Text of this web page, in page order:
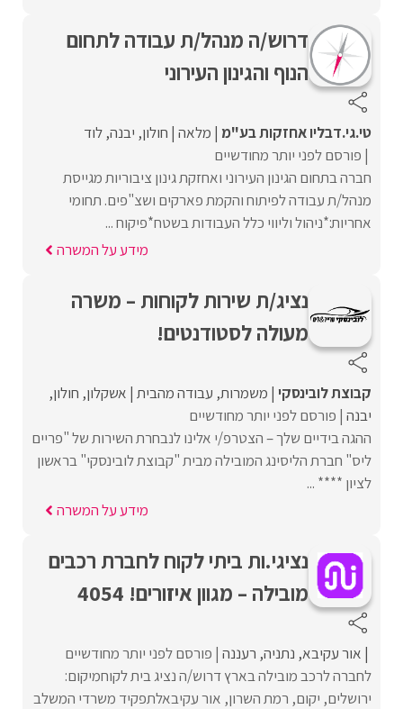
דרוש/ה מנהל/ת עבודה לתחום
הנוף והגינון העירוני
טי.גי.דבליו אחזקות בע"מ מלאה חולון יבנה לוד
פורסם לפני יותר מחודשיים
חברה בתחום הגינון העירוני ואחזקת גינון ציבוריות מגייסת
מנהל/ת עבודה לפיתוח והקמת פארקים ושצ"פים. תחומי
אחריות:*ניהול וליווי כלל העבודות בשטח*פיקוח ...
מידע על המשרה
נציג/ת שירות לקוחות – משרה
מעולה לסטודנטים!
קבוצת לובינסקי משמרות עבודה מהבית אשקלון חולון
יבנה פורסם לפני יותר מחודשיים
ההגה בידיים שלך – הצטרפ/י אלינו לנבחרת השירות של "פריים
ליס" חברת הליסינג המובילה מבית "קבוצת לובינסקי" בראשון
לציון **** ...
מידע על המשרה
נציגי.ות ביתי לקוח לחברת רכבים
מובילה – מגוון איזורים! 4054
אור עקיבא נתניה רעננה פורסם לפני יותר מחודשיים
לחברה לרכב מובילה בארץ דרוש/ה נציג בית לקוחמיקום:
ירושלים, יקום, רמת השרון, אור עקיבאלתפקיד משרדי המשלב